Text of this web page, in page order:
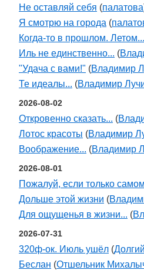
Не оставляй себя (палатова
Я смотрю на города (
Когда-то в прошлом. Летом...
Иль не единственно... (
"Удача с вами!" (Владимир
Те идеалы... (Владимир
2026-08-02
Откровенно сказать... (
Лотос красоты (Владимир
Воображение... (Владимир
2026-08-01
Пожалуй, если только
Дольше этой жизни (
Для ощущенья в жизни... (
2026-07-31
320ф-ок. Июль ушёл (
Беслан (Отшельник